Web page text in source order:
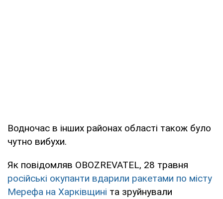
Водночас в інших районах області також було
чутно вибухи.
Як повідомляв OBOZREVATEL, 28 травня
російські окупанти вдарили ракетами по місту
Мерефа на Харківщині та зруйнували